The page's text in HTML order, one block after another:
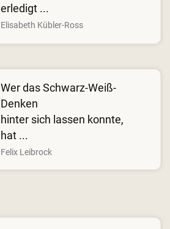
erledigt ...
Elisabeth Kübler-Ross
Wer das Schwarz-Weiß-
Denken
hinter sich lassen konnte,
hat ...
Felix Leibrock